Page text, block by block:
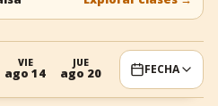
VIE
ago 14
JUE
ago 20 FECHA